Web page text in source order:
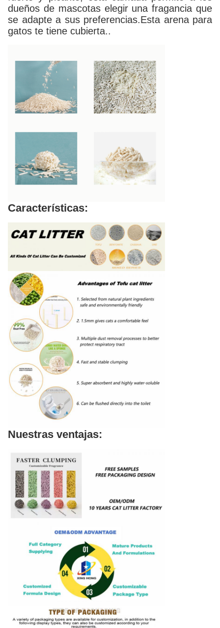
dueños de mascotas elegir una fragancia que
se adapte a sus preferencias.Esta arena para
gatos te tiene cubierta..
Características:
Nuestras ventajas: